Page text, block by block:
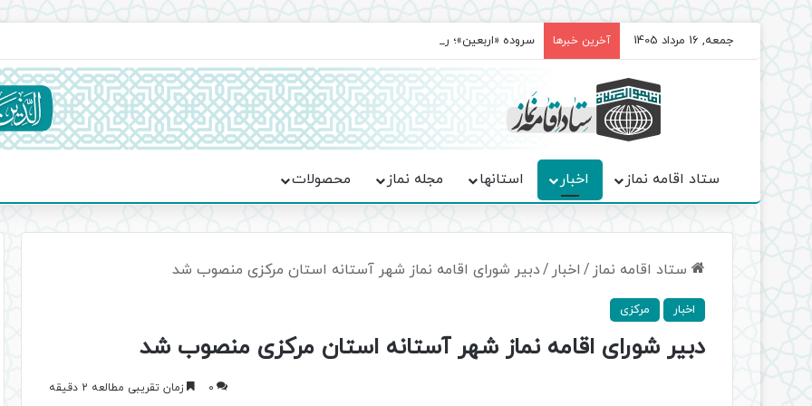
جمعه, 16 مرداد 1405 آخرین خبرها سروده‌ «اربعین»؛ روایت حماسه، استقامت و تمدن‌سازی امت اسلامی
ستاد اقامه نماز اخبار استانها مجله نماز محصولات
ستاد اقامه نماز / اخبار /دبیر شورای اقامه نماز شهر آستانه استان مرکزی منصوب شد
اخبار مرکزی
دبیر شورای اقامه نماز شهر آستانه استان مرکزی منصوب شد
0 زمان تقریبی مطالعه 2 دقیقه